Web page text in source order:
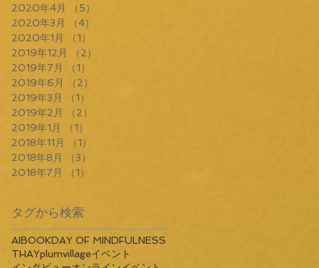
2020年4月
（5）
2020年3月
（4）
2020年1月
（1）
2019年12月
（2）
2019年7月
（1）
2019年6月
（2）
2019年3月
（1）
2019年2月
（2）
2019年1月
（1）
2018年11月
（1）
2018年8月
（3）
2018年7月
（1）
タグから検索
AIBOOKDAY OF MINDFULNESS
THAYplumvillageイベント